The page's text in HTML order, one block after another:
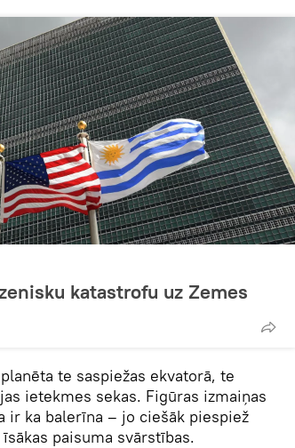
katastrofu uz Zemes
te saspiežas ekvatorā, te
ietekmes sekas. Figūras izmaiņas
ir ka balerīna – jo ciešāk piespiež
paisuma svārstības.